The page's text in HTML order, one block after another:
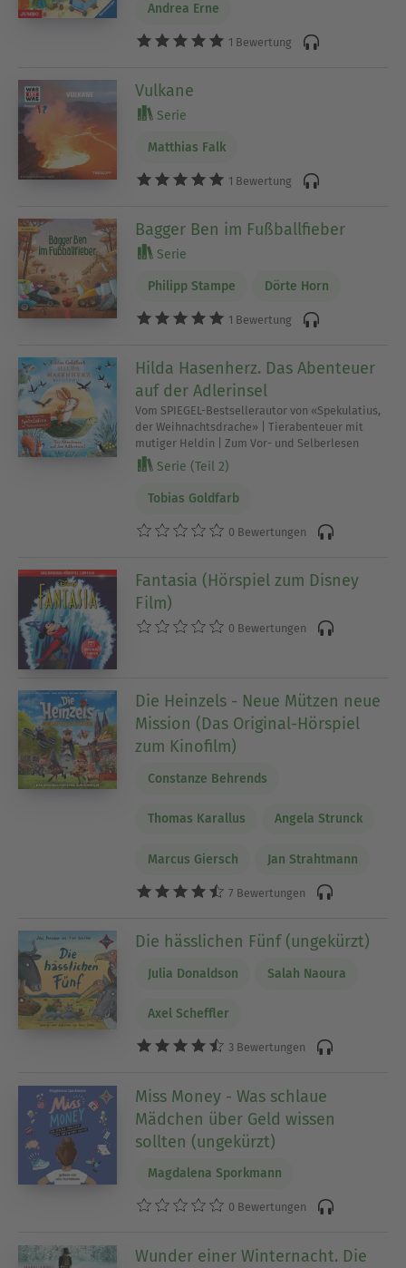
Andrea Erne
1 Bewertung
Vulkane
Serie
Matthias Falk
1 Bewertung
Bagger Ben im Fußballfieber
Serie
Philipp Stampe Dörte Horn
1 Bewertung
Hilda Hasenherz. Das Abenteuer
auf der Adlerinsel
Vom SPIEGEL-Bestsellerautor von «Spekulatius,
der Weihnachtsdrache» | Tierabenteuer mit
mutiger Heldin | Zum Vor- und Selberlesen
Serie (Teil 2)
Tobias Goldfarb
0 Bewertungen
Fantasia (Hörspiel zum Disney
Film)
0 Bewertungen
Die Heinzels - Neue Mützen neue
Mission (Das Original-Hörspiel
zum Kinofilm)
Constanze Behrends
Thomas Karallus Angela Strunck
Marcus Giersch Jan Strahtmann
7 Bewertungen
Die hässlichen Fünf (ungekürzt)
Julia Donaldson Salah Naoura
Axel Scheffler
3 Bewertungen
Miss Money - Was schlaue
Mädchen über Geld wissen
sollten (ungekürzt)
Magdalena Sporkmann
0 Bewertungen
Wunder einer Winternacht. Die